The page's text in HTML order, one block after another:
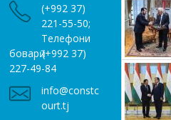
(+992 37)
221-55-50;
Телефони
боварӣ (+992 37)
227-49-84
info@constc
ourt.tj